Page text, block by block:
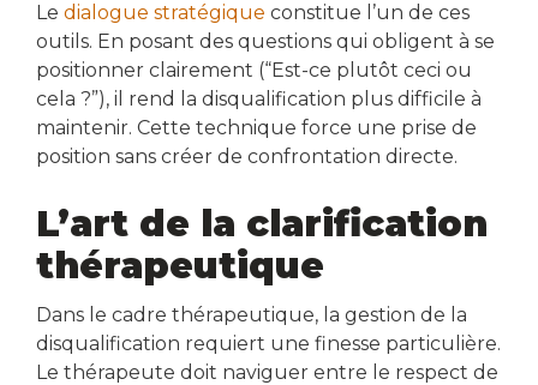
Le dialogue stratégique constitue l’un de ces
outils. En posant des questions qui obligent à se
positionner clairement (“Est-ce plutôt ceci ou
cela ?”), il rend la disqualification plus difficile à
maintenir. Cette technique force une prise de
position sans créer de confrontation directe.
L’art de la clarification
thérapeutique
Dans le cadre thérapeutique, la gestion de la
disqualification requiert une finesse particulière.
Le thérapeute doit naviguer entre le respect de